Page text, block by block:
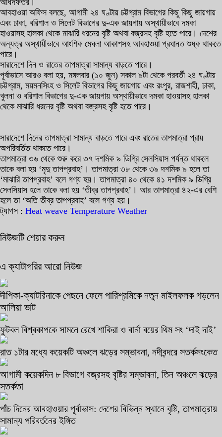
অধিদফতর।
আবহাওয়া অফিস বলছে, আগামী ২৪ ঘণ্টায় চট্টগ্রাম বিভাগের কিছু কিছু জায়গায়
এবং ঢাকা, বরিশাল ও সিলেট বিভাগের দু-এক জায়গায় অস্থায়ীভাবে দমকা
হাওয়াসহ হালকা থেকে মাঝারি ধরনের বৃষ্টি অথবা বজ্রসহ বৃষ্টি হতে পারে। দেশের
অন্যত্র অস্থায়ীভাবে আংশিক মেঘলা আকাশসহ আবহাওয়া প্রধানত শুষ্ক থাকতে
পারে।
সারাদেশে দিন ও রাতের তাপমাত্রা সামান্য বাড়তে পারে।
পূর্বাভাসে আরও বলা হয়, মঙ্গলবার (১০ জুন) সকাল ৯টা থেকে পরবর্তী ২৪ ঘণ্টায়
চট্টগ্রাম, ময়মনসিংহ ও সিলেট বিভাগের কিছু জায়গায় এবং রংপুর, রাজশাহী, ঢাকা,
খুলনা ও বরিশাল বিভাগের দু-এক জায়গায় অস্থায়ীভাবে দমকা হাওয়াসহ হালকা
থেকে মাঝারি ধরনের বৃষ্টি অথবা বজ্রসহ বৃষ্টি হতে পারে।
সারাদেশে দিনের তাপমাত্রা সামান্য বাড়তে পারে এবং রাতের তাপমাত্রা প্রায়
অপরিবর্তিত থাকতে পারে।
তাপমাত্রা ৩৬ থেকে শুরু করে ৩৭ দশমিক ৯ ডিগ্রি সেলসিয়াস পর্যন্ত থাকলে
তাকে বলা হয় ‘মৃদু তাপপ্রবাহ’। তাপমাত্রা ৩৮ থেকে ৩৯ দশমিক ৯ হলে তা
‘মাঝারি তাপপ্রবাহ’ বলে গণ্য হয়। তাপমাত্রা ৪০ থেকে ৪১ দশমিক ৯ ডিগ্রি
সেলসিয়াস হলে তাকে বলা হয় ‘তীব্র তাপপ্রবাহ’। আর তাপমাত্রা ৪২-এর বেশি
হলে তা ‘অতি তীব্র তাপপ্রবাহ’ বলে গণ্য হয়।
ট্যাগস : Heat weave Temperature Weather
নিউজটি শেয়ার করুন
এ ক্যাটাগরির আরো নিউজ
দীপিকা-ক্যাটরিনাকে পেছনে ফেলে পারিশ্রমিকে নতুন মাইলফলক গড়লেন
আলিয়া ভাট
ফুটবল বিশ্বকাপকে সামনে রেখে শাকিরা ও বার্না বয়ের থিম সং ‘দাই দাই’
রাত ১টার মধ্যে কয়েকটি অঞ্চলে ঝড়ের সম্ভাবনা, নদীবন্দরে সতর্কসংকেত
আগামী কয়েকদিন ৮ বিভাগে বজ্রসহ বৃষ্টির সম্ভাবনা, তিন অঞ্চলে ঝড়ের
সতর্কতা
পাঁচ দিনের আবহাওয়ার পূর্বাভাস: দেশের বিভিন্ন স্থানে বৃষ্টি, তাপমাত্রায়
সামান্য পরিবর্তনের ইঙ্গিত